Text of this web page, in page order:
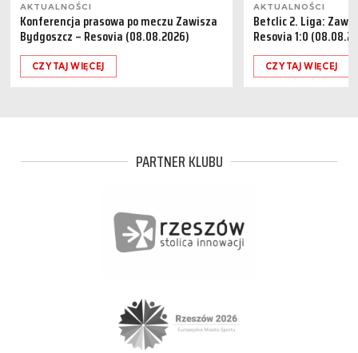
AKTUALNOŚCI
Konferencja prasowa po meczu Zawisza
Bydgoszcz – Resovia (08.08.2026)
CZYTAJ WIĘCEJ
AKTUALNOŚCI
Betclic 2. Liga:
Resovia 1:0
CZYTAJ WIĘCEJ
PARTNER KLUBU